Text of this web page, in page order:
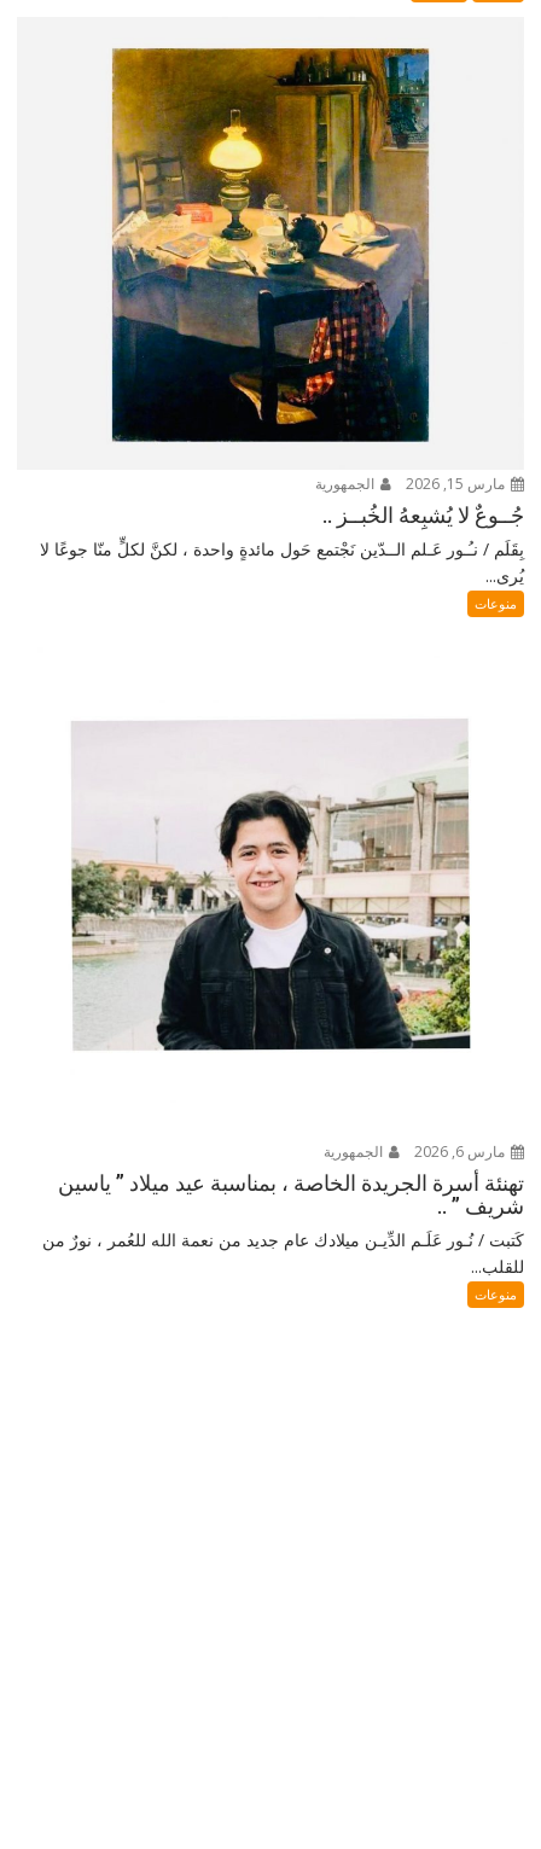
مارس 15, 2026 الجمهورية
جُــوعٌ لا يُشبِعهُ الخُبــز ..
بِقَلَم / نـُـور عَـلم الــدّين نَجْتمع حَول مائدةٍ واحدة ، لكنَّ لكلٍّ منّا جوعًا لا
يُرى...
منوعات
مارس 6, 2026 الجمهورية
تهنئة أسرة الجريدة الخاصة ، بمناسبة عيد ميلاد ” ياسين
شريف ” ..
كَتبت / نُـور عَلَـم الدِّيـن ميلادك عام جديد من نعمة الله للعُمر ، نورٌ من
للقلب...
منوعات